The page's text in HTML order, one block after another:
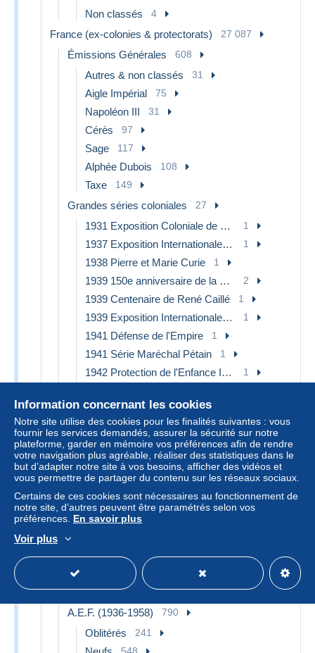
Non classés 4
France (ex-colonies & protectorats) 27 087
Émissions Générales 608
Autres & non classés 31
Aigle Impérial 75
Napoléon III 31
Cérès 97
Sage 117
Alphée Dubois 108
Taxe 149
Grandes séries coloniales 27
1931 Exposition Coloniale de Paris 1
1937 Exposition Internationale de Paris 1
1938 Pierre et Marie Curie 1
1939 150e anniversaire de la Révolution Française 2
1939 Centenaire de René Caillé 1
1939 Exposition Internationale de New-York 1
1941 Défense de l'Empire 1
1941 Série Maréchal Pétain 1
1942 Protection de l'Enfance Indigène & Quinzaine Impériale (PEIQI) 1
1945 Gouverneur-Général Félix Éboué 1
1946 Anniversaire de la Victoire 2
1946 Tchad au Rhin 2
1949 75e anniversaire de l'UPU 2
1950 Œuvres sociales de la France d'Outre-Mer 2
1966 Lancement 1e satellite française à Hammaguir 1
1966 Satellite D1
1969 Avion supersonique Concorde 1
A.E.F. (1936-1958) 790
Oblitérés 241
Information concernant les cookies
Notre site utilise des cookies pour les finalités suivantes : vous
fournir les services demandés, assurer la sécurité sur notre
plateforme, garder en mémoire vos préférences afin de rendre
votre navigation plus agréable, réaliser des statistiques dans le
but d’adapter notre site à vos besoins, afficher des vidéos et
vous permettre de partager du contenu sur les réseaux sociaux.
Certains de ces cookies sont nécessaires au fonctionnement de
notre site, d’autres peuvent être paramétrés selon vos
préférences. En savoir plus
Voir plus